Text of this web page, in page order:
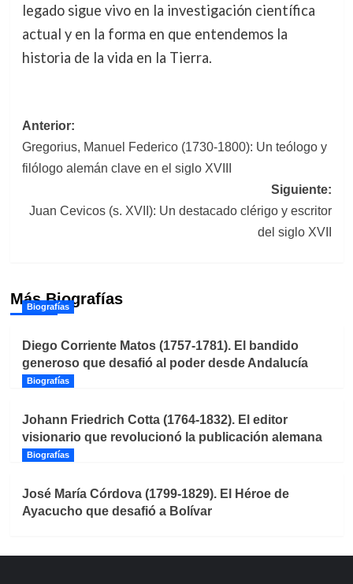
legado sigue vivo en la investigación científica
actual y en la forma en que entendemos la
historia de la vida en la Tierra.
Navegación
de
entradas
Anterior:
Gregorius, Manuel Federico (1730-1800): Un teólogo y
filólogo alemán clave en el siglo XVIII
Siguiente:
Juan Cevicos (s. XVII): Un destacado clérigo y escritor
del siglo XVII
Más Biografías
Biografías
Diego Corriente Matos (1757-1781). El bandido
generoso que desafió al poder desde Andalucía
Biografías
Johann Friedrich Cotta (1764-1832). El editor
visionario que revolucionó la publicación alemana
Biografías
José María Córdova (1799-1829). El Héroe de
Ayacucho que desafió a Bolívar